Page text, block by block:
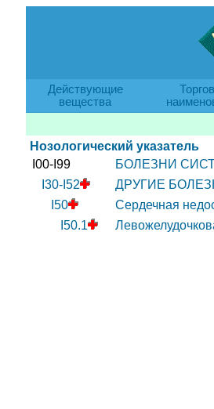
Действующие
вещества
Нозологический указатель
I00-I99
БОЛЕЗНИ
I30-I52
ДРУГИЕ
I50
Сердечная
I50.1